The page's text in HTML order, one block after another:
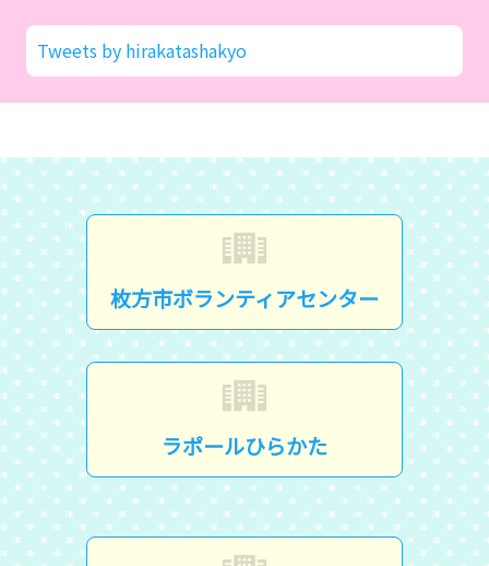
Tweets by hirakatashakyo
枚方市ボランティアセンター
ラポールひらかた